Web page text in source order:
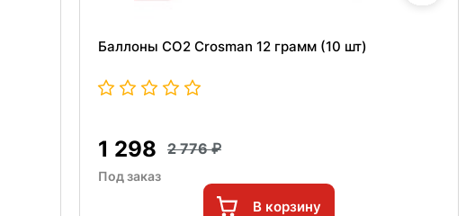
Баллоны СО2 Crosman 12 грамм (10 шт)
1 298 2 776
Под заказ
В корзину